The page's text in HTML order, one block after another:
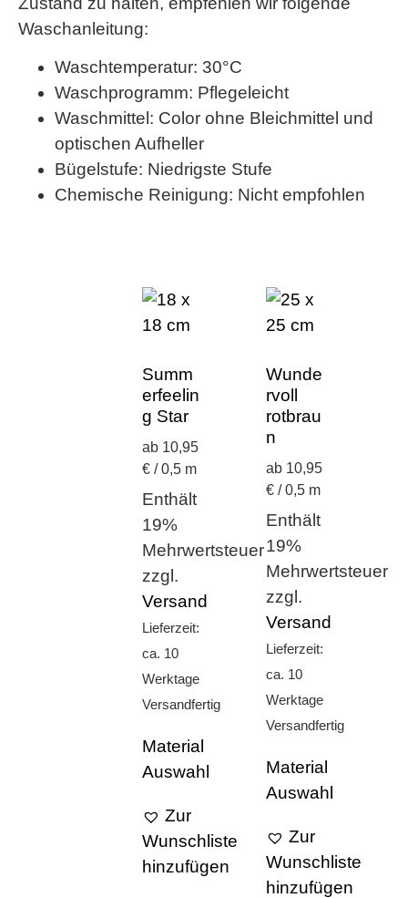
Waschanleitung:
Waschtemperatur: 30°C
Waschprogramm: Pflegeleicht
Waschmittel: Color ohne Bleichmittel und
optischen Aufheller
Bügelstufe: Niedrigste Stufe
Chemische Reinigung: Nicht empfohlen
Summ
erfeelin
g Star
ab 10,95
€ / 0,5 m
Enthält
19%
Mehrwertsteuer
zzgl.
Versand
Lieferzeit:
ca. 10
Werktage
Versandfertig
Material
Auswahl
Zur
Wunschliste
hinzufügen
Wunde
rvoll
rotbrau
n
ab 10,95
€ / 0,5 m
Enthält
19%
Mehrwertsteuer
zzgl.
Versand
Lieferzeit:
ca. 10
Werktage
Versandfertig
Material
Auswahl
Zur
Wunschliste
hinzufügen